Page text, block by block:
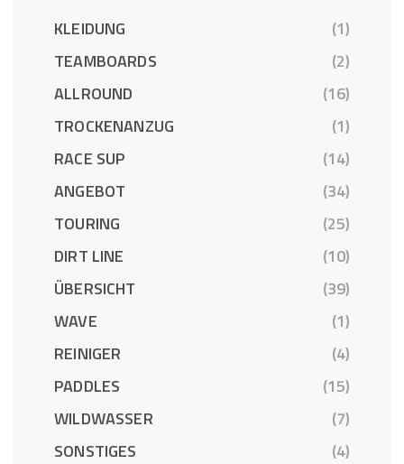
KLEIDUNG
(1)
TEAMBOARDS
(2)
ALLROUND
(16)
TROCKENANZUG
(1)
RACE SUP
(14)
ANGEBOT
(34)
TOURING
(25)
DIRT LINE
(10)
ÜBERSICHT
(39)
WAVE
(1)
REINIGER
(4)
PADDLES
(15)
WILDWASSER
(7)
SONSTIGES
(4)